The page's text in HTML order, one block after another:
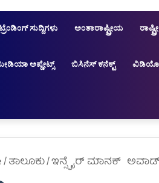
ಟ್ರೆಂಡಿಂಗ್ ಸುದ್ದಿಗಳು ಅಂತಾರಾಷ್ಟ್ರೀಯ
ಅಪ್ಡೇಟ್ಸ್ ಬಿಸಿನೆಸ್ ಕನೆಕ್ಟ್
/ತಾಲೂಕು/ಇನ್ಸ್ಪೈರ್ ಮಾನಕ್